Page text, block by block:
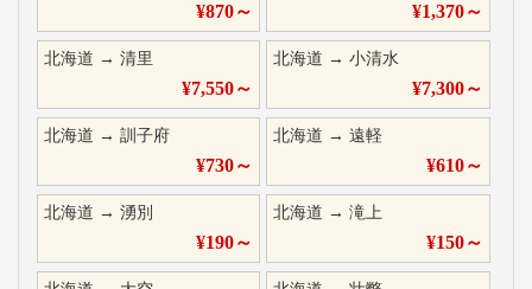
¥870～ ¥1,370～
北海道 → 清里
¥7,550～
北海道 →小清水
¥7,300～
北海道 → 訓子府
¥730～
北海道 →遠軽
¥610～
北海道 → 湧別
¥190～
北海道 →滝上
¥150～